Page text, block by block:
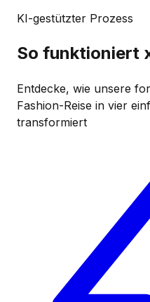
KI-gestützter Prozess
So funktioniert
Entdecke, wie unsere
Fashion-Reise in vier
transformiert